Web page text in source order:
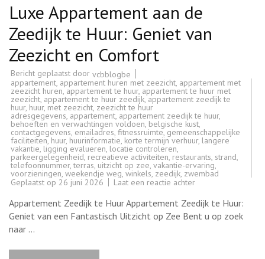
Luxe Appartement aan de
Zeedijk te Huur: Geniet van
Zeezicht en Comfort
Bericht geplaatst door vcbblogbe
appartement appartement huren met zeezicht appartement met
zeezicht huren ,appartement te huur, appartement te huur met
zeezicht appartement te huur zeedijk ,appartement zeedijk te
huur, huur, met zeezicht zeezicht te huur
adresgegevens appartement appartement zeedijk te huur,
behoeften en verwachtingen voldoen belgische kust
contactgegevens emailadres fitnessruimte, gemeenschappelijke
faciliteiten, huur, huurinformatie korte termijn verhuur, langere
vakantie ligging evalueren locatie controleren
parkeergelegenheid recreatieve activiteiten restaurants strand
telefoonnummer,terras uitzicht op zee vakantie-ervaring
voorzieningen weekendje weg winkels zeedijk zwembad
Geplaatst op 26 juni 2026 Laat een reactie achterop
Appartement
aan
de
Zeedijk
Appartement Zeedijk te Huur Appartement Zeedijk te Huur:
Geniet van een Fantastisch Uitzicht op Zee Bent u op zoek
naar …